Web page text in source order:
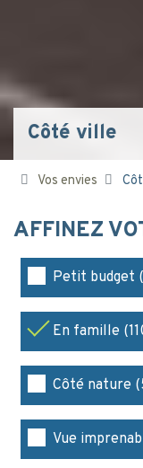
Côté ville
Vos envies
AFFINEZ
Petit budget
En famille
Côté nature
Vue